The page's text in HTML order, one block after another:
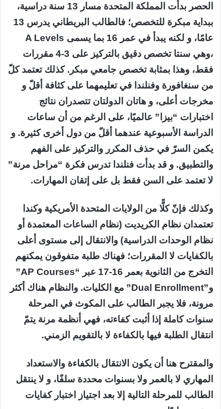
الحصر بدأت المملكة المتحدة مسار 13 سنة دراسية،
ببداية مبكرة للتخصص؛ فالطالب البريطاني يدرس 13
عامًا، و لكنه يبدأ في عمر 16 بما يسمى A Levels
،وهي سنتا تخصص دقيق بالتركيز على 3-4 مقررات
فقط، وهذا بمثابة تخصص جامعي مبكر. كذلك تعتمد كلّ
من سنغافورة وفنلندا في تعليمهما على كثافة أقلّ و
مخرجات أعلى، و هاتان الدولتان تتصدران نتائج
اختبارات “بيزا” عالميًا، على الرغم من أن ساعات
الدراسة الأسبوعية عندهما أقلّ من دول أخرى كثيرة. و
يكمن السرّ في حذف المكرر والتركيز على الفهم
والتطبيق. و قد بدأت فنلندا تدرس فكرة “مراحل مرنة”
لا تعتمد على السن فقط بل على إتقان المهارات.
وكذلك فإنّ كلًّا من الولايات المتحدة الأمريكية وكندا
تعتمدان نظام الكريديت (نظام الساعات المعتمدة أو
نظام الوحدات الدراسية) والانتقال إلى مستوى أعلى
بالكفايات لا المقررات؛ فهناك طلبة متفوقون يمكنهم
التخرج من الثانوية بعمر 16-17 عبر “AP Courses”
و”Dual Enrollment” مع الكليات. والنظام هناك أكثر
مرونة، فلا يجبر الطالب على المكوث في المرحلة
سنوات كاملة إذا أثبت كفاءته، فهي أنظمة مرنة يتمّ
انتقال الطلبة فيها بالكفاءة لا بالتقويم الزمني.
والمقترح هنا أن يكون الانتقال بالكفاءة والاستعداد
المهاري لا بالعمر ولا بسنوات محددة سلفًا، و لا ينتقل
الطالب للمرحلة التالية إلا بعد اجتياز اختبار كفايات